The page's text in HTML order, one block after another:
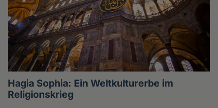
Hagia Sophia: Ein Weltkulturerbe im
Religionskrieg